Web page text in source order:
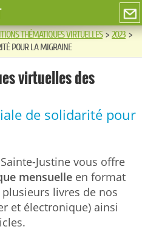
THÉMATIQUES VIRTUELLES>2023>
POUR LA MIGRAINE
virtuelles des
de solidarité pour
Justine vous offre
mensuelle en format
livres de nos
et électronique) ainsi